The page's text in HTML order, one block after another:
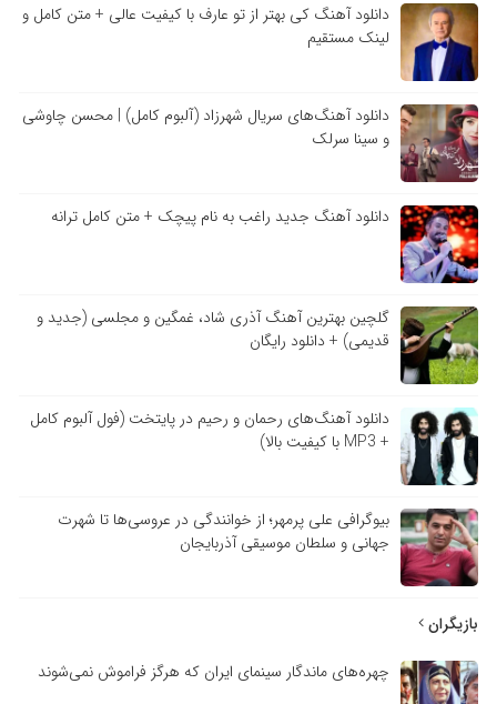
دانلود آهنگ کی بهتر از تو عارف با کیفیت عالی + متن کامل و
لینک مستقیم
دانلود آهنگ‌های سریال شهرزاد (آلبوم کامل) | محسن چاوشی
و سینا سرلک
دانلود آهنگ جدید راغب به نام پیچک + متن کامل ترانه
گلچین بهترین آهنگ آذری شاد، غمگین و مجلسی (جدید و
قدیمی) + دانلود رایگان
دانلود آهنگ‌های رحمان و رحیم در پایتخت (فول آلبوم کامل
+ MP3 با کیفیت بالا)
بیوگرافی علی پرمهر؛ از خوانندگی در عروسی‌ها تا شهرت
جهانی و سلطان موسیقی آذربایجان
بازیگران
چهره‌های ماندگار سینمای ایران که هرگز فراموش نمی‌شوند